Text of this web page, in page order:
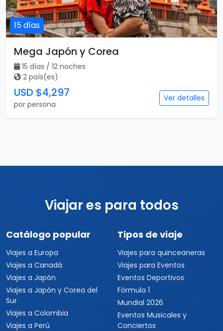
15 días
Mega Japón y Corea
15 días / 12 noches
2 país(es)
USD $4,297
por persona
Ver detalles
Viajar es para todos
Catálogo popular
Viajes a Europa
Viajes a Canadá
Viajes a Japón
Viajes a Japón y Corea del
Sur
Viajes a Colombia
Viajes a Perú
Tipos de viaje
Viajes para quinceaneras
Viajes para Eventos
Eventos Deportivos
Fórmula 1
Mundial 2026
Eventos Musicales y
Conciertos